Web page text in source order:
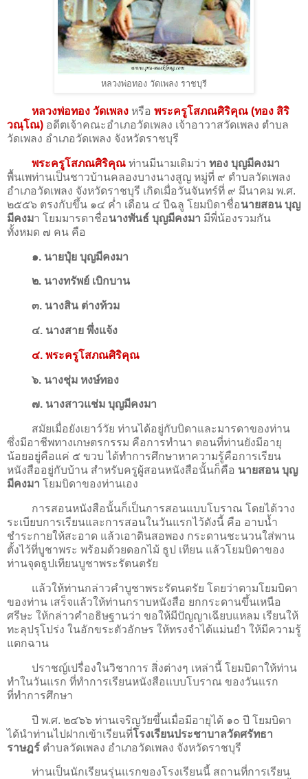
หลวงพ่อทอง วัดเพลง ราชบุรี
หลวงพ่อทอง วัดเพลง หรือ พระครูโสภณศิริคุณ (ทอง สิริ
วณฺโณ) อดีตเจ้าคณะอําเภอวัดเพลง เจ้าอาวาสวัดเพลง ตำบล
วัดเพลง อำเภอวัดเพลง จังหวัดราชบุรี
พระครูโสภณศิริคุณ ท่านมีนามเดิมว่า ทอง บุญมีคงมา
พื้นเพท่านเป็นชาวบ้านคลองบางนางสูญ หมู่ที่ ๙ ตำบลวัดเพลง
อำเภอวัดเพลง จังหวัดราชบุรี เกิดเมื่อวันจันทร์ที่ ๙ มีนาคม พ.ศ.
๒๕๕๖ ตรงกับขึ้น ๑๔ ค่ำ เดือน ๔ ปีฉลู โยมบิดาชื่อนายสอน บุญ
มีคงมา โยมมารดาชื่อนางพันธ์ บุญมีคงมา มีพี่น้องรวมกัน
ทั้งหมด ๗ คน คือ
๑. นายปุ๋ย บุญมีคงมา
๒. นางทรัพย์ เบิกบาน
๓. นางสิน ต่างท้วม
๔. นางสาย พึ่งแจ้ง
๔. พระครูโสภณศิริคุณ
๖. นางชุ่ม หงษ์ทอง
๗. นางสาวแช่ม บุญมีคงมา
สมัยเมื่อยังเยาว์วัย ท่านได้อยู่กับบิดาและมารดาของท่าน
ซึ่งมีอาชีพทางเกษตรกรรม คือการทำนา ตอนที่ท่านยังมีอายุ
น้อยอยู่คือแค่ ๕ ขวบ ได้ทำการศึกษาหาความรู้คือการเรียน
หนังสืออยู่กับบ้าน สำหรับครูผู้สอนหนังสือนั้นก็คือ นายสอน บุญ
มีคงมา โยมบิดาของท่านเอง
การสอนหนังสือนั้นก็เป็นการสอนแบบโบราณ โดยได้วาง
ระเบียบการเรียนและการสอนในวันแรกไว้ดังนี้ คือ อาบน้ำ
ชำระกายให้สะอาด แล้วเอาดินสอพอง กระดานชะนวนใส่พาน
ตั้งไว้ที่บูชาพระ พร้อมด้วยดอกไม้ ธูป เทียน แล้วโยมบิดาของ
ท่านจุดธูปเทียนบูชาพระรัตนตรัย
แล้วให้ท่านกล่าวคำบูชาพระรัตนตรัย โดยว่าตามโยมบิดา
ของท่าน เสร็จแล้วให้ท่านกราบหนังสือ ยกกระดานขึ้นเหนือ
ศรีษะ ให้กล่าวคำอธิษฐานว่า ขอให้มีปัญญาเฉียบแหลม เรียนให้
ทะลุปรุโปร่ง ในอักขระตัวอักษร ให้ทรงจำได้แม่นยำ ให้มีความรู้
แตกฉาน
ปราชญ์เปรื่องในวิชาการ สิ่งต่างๆ เหล่านี้ โยมบิดาให้ท่าน
ทำในวันแรก ที่ทำการเรียนหนังสือแบบโบราณ ของวันแรก
ที่ทำการศึกษา
ปี พ.ศ. ๒๔๖๖ ท่านเจริญวัยขึ้นเมื่อมีอายุได้ ๑๐ ปี โยมบิดา
ได้นำท่านไปฝากเข้าเรียนที่โรงเรียนประชาบาลวัดศรัทธา
ราษฎร์ ตำบลวัดเพลง อำเภอวัดเพลง จังหวัดราชบุรี
ท่านเป็นนักเรียนรุ่นแรกของโรงเรียนนี้ สถานที่การเรียน